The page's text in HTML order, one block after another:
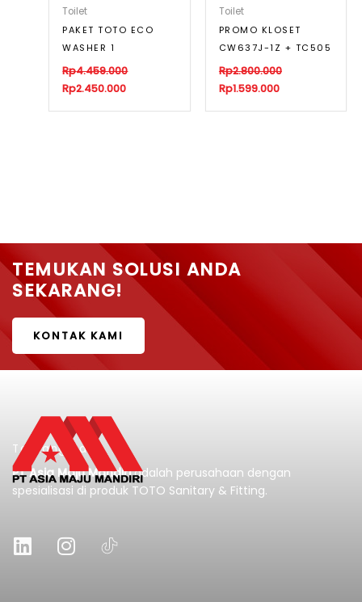
Toilet
PAKET TOTO ECO
WASHER 1
Rp4.459.000
Rp2.450.000
Toilet
PROMO KLOSET
CW637J-1Z + TC505
Rp2.800.000
Rp1.599.000
TEMUKAN SOLUSI ANDA
SEKARANG!
KONTAK KAMI
Tentang Kami
PT Asia Maju Mandiriadalah perusahaan dengan
spesialisasi di produk TOTO Sanitary & Fitting.
i n